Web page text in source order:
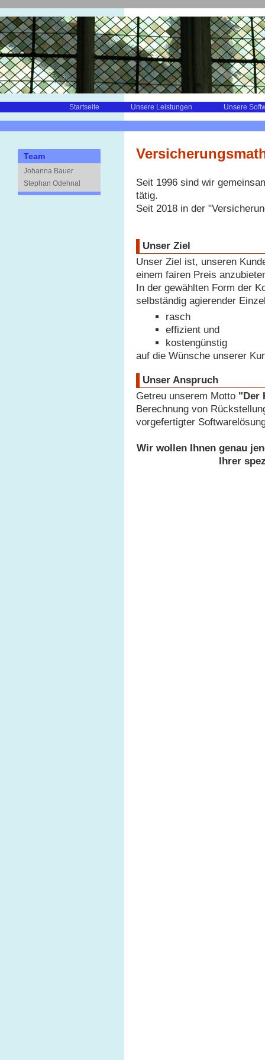
Startseite Unsere Leistungen Unsere
Team
Johanna Bauer
Stephan Odehnal
Seit 1996 sind wir
tätig.
Seit 2018 in der
Unser Ziel
Unser Ziel ist, unseren
einem fairen Preis
In der gewählten Form der
selbständig agierender
rasch
effizient und
kostengünstig
auf die Wünsche unserer
Unser Anspruch
Getreu unserem Motto "Der
Berechnung von
vorgefertigter
Wir wollen Ihnen genau
Ihrer